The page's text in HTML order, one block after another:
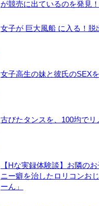
が競売に出ているのを発見
女子が 巨大風船 に入る！脱
女子高生の妹と彼氏のSEX
古びたタンスを、100均でリ
【Hな実録体験談】お隣の
ニー癖を治したロリコンお
ーん」